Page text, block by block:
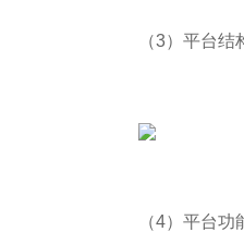
（3）平台结
（4）平台功